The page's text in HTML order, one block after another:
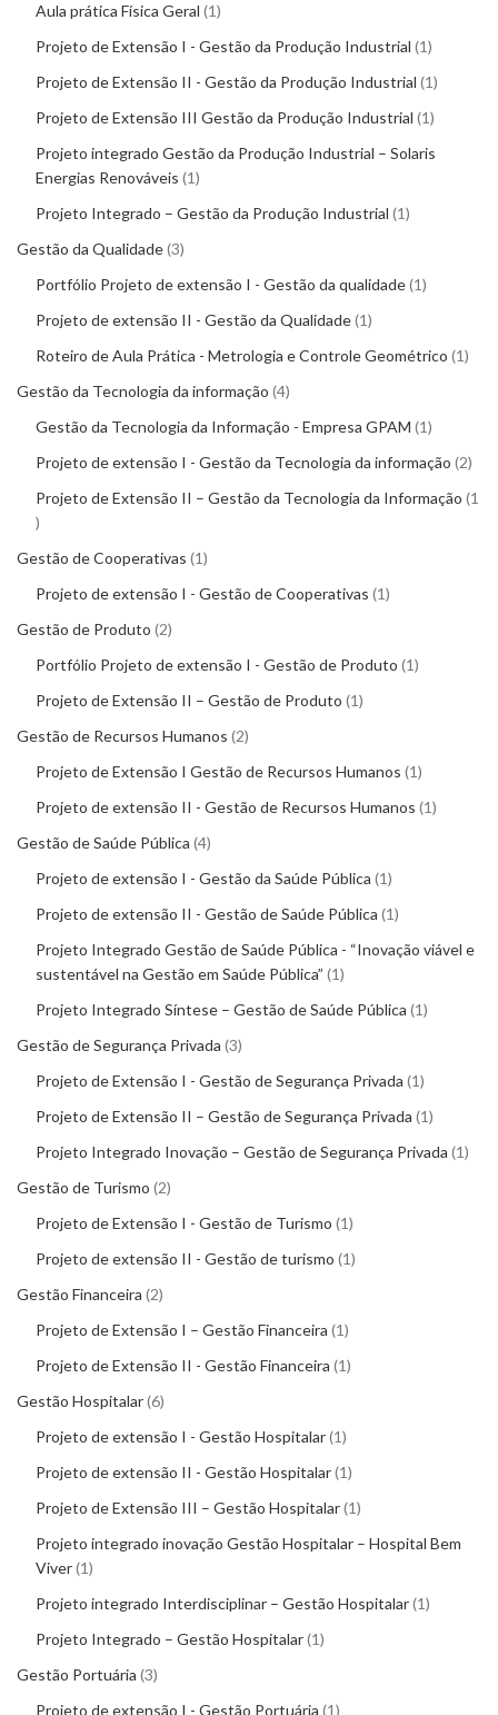
Aula prática Física Geral 1
Projeto de Extensão I - Gestão da Produção Industrial 1
Projeto de Extensão II - Gestão da Produção Industrial 1
Projeto de Extensão III Gestão da Produção Industrial 1
Projeto integrado Gestão da Produção Industrial – Solaris
Energias Renováveis 1
Projeto Integrado – Gestão da Produção Industrial 1
Gestão da Qualidade 3
Portfólio Projeto de extensão I - Gestão da qualidade 1
Projeto de extensão II - Gestão da Qualidade 1
Roteiro de Aula Prática - Metrologia e Controle Geométrico 1
Gestão da Tecnologia da informação 4
Gestão da Tecnologia da Informação - Empresa GPAM 1
Projeto de extensão I - Gestão da Tecnologia da informação 2
Projeto de Extensão II – Gestão da Tecnologia da Informação 1
Gestão de Cooperativas 1
Projeto de extensão I - Gestão de Cooperativas 1
Gestão de Produto 2
Portfólio Projeto de extensão I - Gestão de Produto 1
Projeto de Extensão II – Gestão de Produto 1
Gestão de Recursos Humanos 2
Projeto de Extensão I Gestão de Recursos Humanos 1
Projeto de extensão II - Gestão de Recursos Humanos 1
Gestão de Saúde Pública 4
Projeto de extensão I - Gestão da Saúde Pública 1
Projeto de extensão II - Gestão de Saúde Pública 1
Projeto Integrado Gestão de Saúde Pública - “Inovação viável e
sustentável na Gestão em Saúde Pública” 1
Projeto Integrado Síntese – Gestão de Saúde Pública 1
Gestão de Segurança Privada 3
Projeto de Extensão I - Gestão de Segurança Privada 1
Projeto de Extensão II – Gestão de Segurança Privada 1
Projeto Integrado Inovação – Gestão de Segurança Privada 1
Gestão de Turismo 2
Projeto de Extensão I - Gestão de Turismo 1
Projeto de extensão II - Gestão de turismo 1
Gestão Financeira 2
Projeto de Extensão I – Gestão Financeira 1
Projeto de Extensão II - Gestão Financeira 1
Gestão Hospitalar 6
Projeto de extensão I - Gestão Hospitalar 1
Projeto de extensão II - Gestão Hospitalar 1
Projeto de Extensão III – Gestão Hospitalar 1
Projeto integrado inovação Gestão Hospitalar – Hospital Bem
Viver 1
Projeto integrado Interdisciplinar – Gestão Hospitalar 1
Projeto Integrado – Gestão Hospitalar 1
Gestão Portuária 3
Projeto de extensão I - Gestão Portuária 1